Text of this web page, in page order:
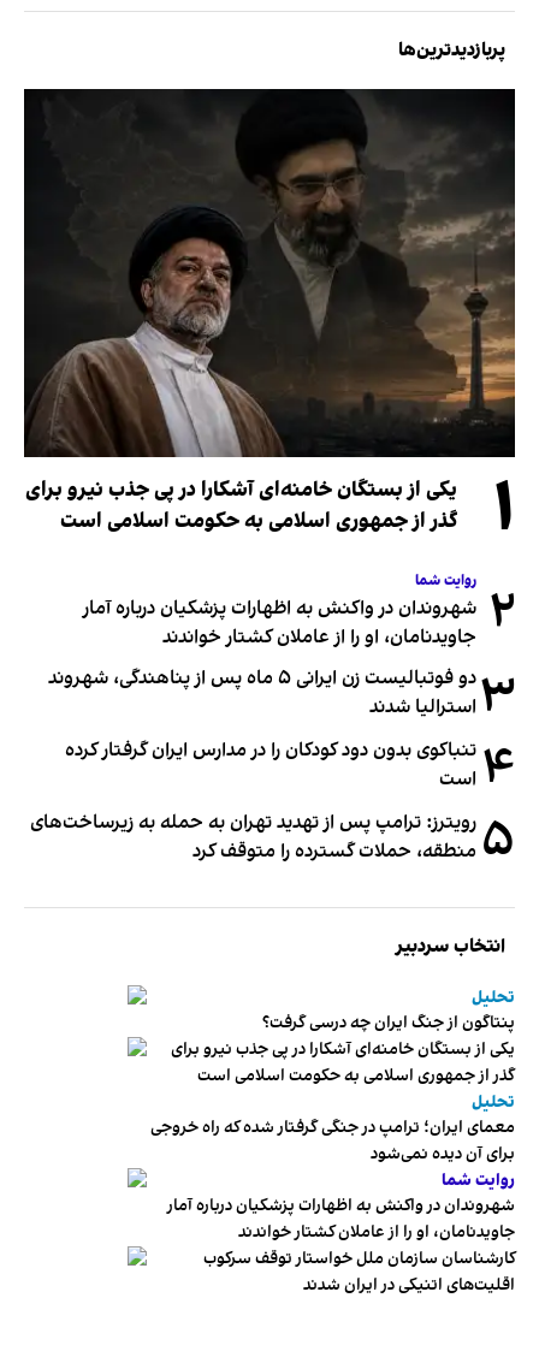
پربازدیدترین‌ها
۱
یکی از بستگان خامنه‌ای آشکارا در پی جذب نیرو برای
گذر از جمهوری اسلامی به حکومت اسلامی است
۲ روایت شما
شهروندان در واکنش به اظهارات پزشکیان درباره آمار
جاویدنامان، او را از عاملان کشتار خواندند
۳
دو فوتبالیست زن ایرانی ۵ ماه پس از پناهندگی، شهروند
استرالیا شدند
۴ تنباکوی بدون دود کودکان را در مدارس ایران گرفتار کرده
است
۵ رویترز: ترامپ پس از تهدید تهران به حمله به زیرساخت‌های
منطقه، حملات گسترده را متوقف کرد
انتخاب سردبیر
تحلیل
پنتاگون از جنگ ایران چه درسی گرفت؟
یکی از بستگان خامنه‌ای آشکارا در پی جذب نیرو برای
گذر از جمهوری اسلامی به حکومت اسلامی است
تحلیل
معمای ایران؛ ترامپ در جنگی گرفتار شده که راه خروجی
برای آن دیده نمی‌شود
روایت شما
شهروندان در واکنش به اظهارات پزشکیان درباره آمار
جاویدنامان، او را از عاملان کشتار خواندند
کارشناسان سازمان ملل خواستار توقف سرکوب
اقلیت‌های اتنیکی در ایران شدند